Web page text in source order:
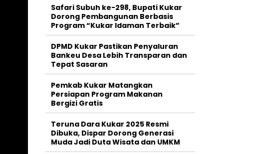
Safari Subuh ke-298, Bupati Kukar
Dorong Pembangunan Berbasis
Program “Kukar Idaman Terbaik”
DPMD Kukar Pastikan Penyaluran
Bankeu Desa Lebih Transparan dan
Tepat Sasaran
Pemkab Kukar Matangkan
Persiapan Program Makanan
Bergizi Gratis
Teruna Dara Kukar 2025 Resmi
Dibuka, Dispar Dorong Generasi
Muda Jadi Duta Wisata dan UMKM